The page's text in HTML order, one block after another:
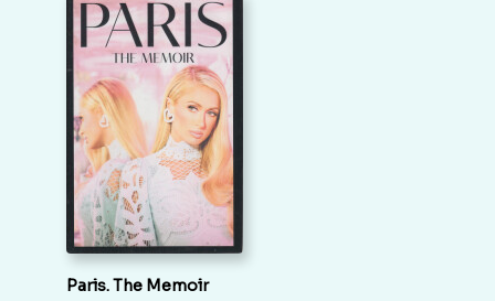
Paris. The Memoir